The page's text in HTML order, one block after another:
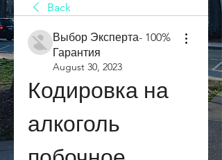
Back
Выбор Эксперта- 100%
Гарантия
August 30, 2023
Кодировка на
алкоголь